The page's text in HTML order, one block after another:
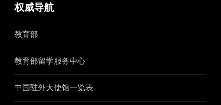
权威导航
教育部
教育部留学服务中心
中国驻外大使馆一览表